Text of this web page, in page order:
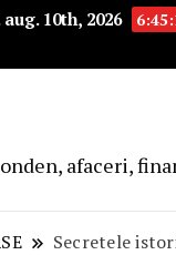
10th, 2026
afaceri,
Secretele